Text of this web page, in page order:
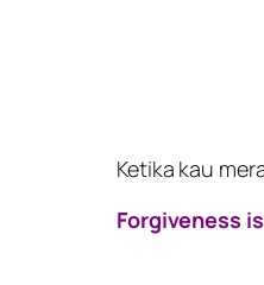
Ketika kau
Forgiveness